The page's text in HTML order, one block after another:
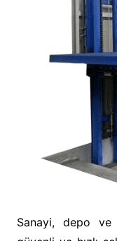
Sanayi, depo ve